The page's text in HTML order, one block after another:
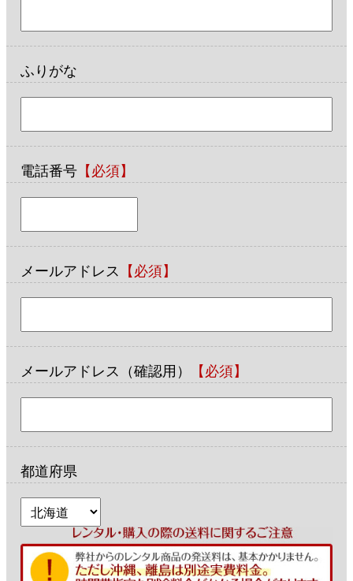
ふりがな
電話番号 【必須】
メールアドレス 【必須】
メールアドレス（確認用） 【必須】
都道府県